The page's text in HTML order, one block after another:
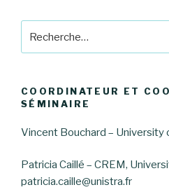
COORDINATEUR ET
SÉMINAIRE
Vincent Bouchard – University
Patricia Caillé – CREM,
patricia.caille@unistra.fr